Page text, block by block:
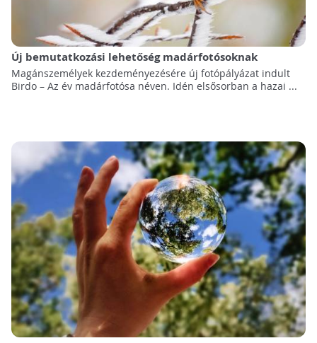
Új bemutatkozási lehetőség madárfotósoknak
Magánszemélyek kezdeményezésére új fotópályázat indult
Birdo – Az év madárfotósa néven. Idén elsősorban a hazai ...